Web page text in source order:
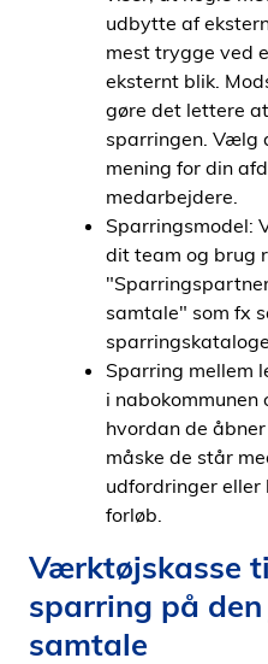
udbytte af
mest trygge ved
eksternt blik.
gøre det lettere
sparringen. Vælg
mening for din
medarbejdere.
Sparringsmodel:
dit team og brug
samtale" som fx
Sparring mellem
i nabokommunen
hvordan de
måske de står
udfordringer
forløb.
Værktøjskasse
sparring på
samtale